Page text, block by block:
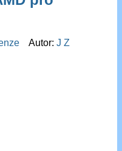
Autor:J Z